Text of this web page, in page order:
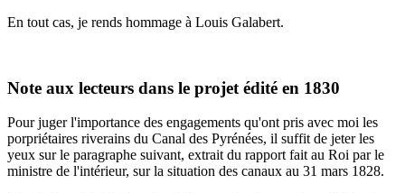
En tout cas, je rends hommage à Louis Galabert.
Note aux lecteurs dans le projet édité en 1830
Pour juger l'importance des engagements qu'ont pris avec moi les
porpriétaires riverains du Canal des Pyrénées, il suffit de jeter les
yeux sur le paragraphe suivant, extrait du rapport fait au Roi par le
ministre de l'intérieur, sur la situation des canaux au 31 mars 1828.